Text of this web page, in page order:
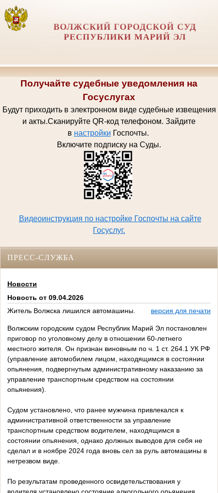
ВОЛЖСКИЙ ГОРОДСКОЙ СУД
РЕСПУБЛИКИ МАРИЙ ЭЛ
Получайте судебные уведомления на
Госуслугах
Будут приходить в электронном виде судебные извещения
и акты.Сканируйте QR-код телефоном. Зайдите
в настройки Госпочты.
Включите подписку на Суды.
Видеоинструкция по настройке Госпочты на сайте
Госуслуг.
ПРЕСС-СЛУЖБА
Новости
Новость от 09.04.2026
Житель Волжска лишился автомашины.
версия для печати
Волжским городским судом Республик Марий Эл постановлен
приговор по уголовному делу в отношении 60-летнего
местного жителя. Он признан виновным по ч. 1 ст. 264.1 УК РФ
(управление автомобилем лицом, находящимся в состоянии
опьянения, подвергнутым административному наказанию за
управление транспортным средством на состоянии
опьянения).
Судом установлено, что ранее мужчина привлекался к
административной ответственности за управление
транспортным средством водителем, находящимся в
состоянии опьянения, однако должных выводов для себя не
сделал и в ноябре 2024 года вновь сел за руль автомашины в
нетрезвом виде.
По результатам проведенного освидетельствования у